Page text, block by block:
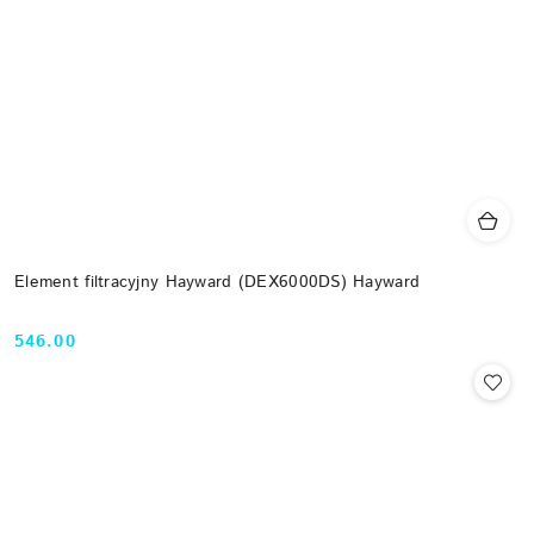
Element filtracyjny Hayward (DEX6000DS) Hayward
Cena:
546.00